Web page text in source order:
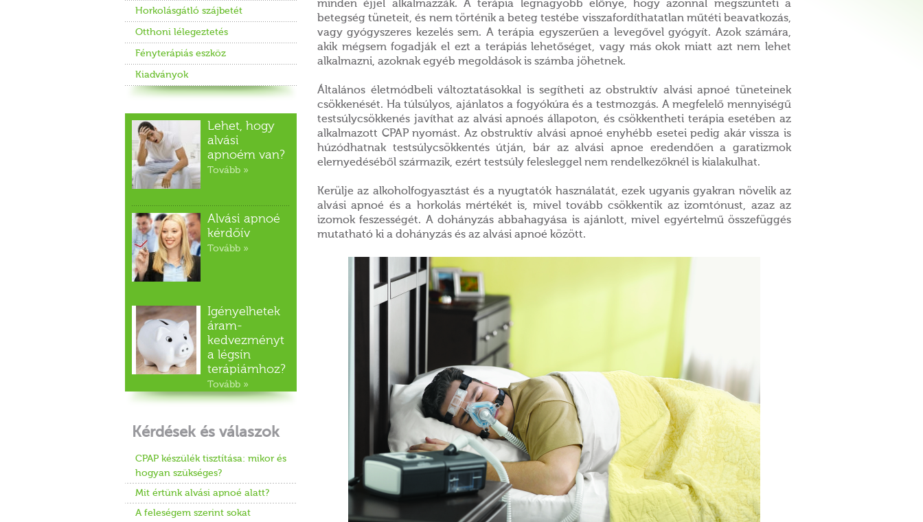
Horkolásgátló szájbetét
Otthoni lélegeztetés
Fényterápiás eszköz
Kiadványok
Lehet, hogy
alvási
apnoém van?
Tovább »
Alvási apnoé
kérdőív
Tovább »
Igényelhetek
áram-
kedvezményt
a légsín
terápiámhoz?
Tovább »
Kérdések és válaszok
CPAP készülék tisztítása: mikor és
hogyan szükséges?
Mit értünk alvási apnoé alatt?
A feleségem szerint sokat
minden éjjel alkalmazzák. A terápia legnagyobb előnye, hogy azonnal megszünteti a
betegség tüneteit, és nem történik a beteg testébe visszafordíthatatlan műtéti beavatkozás,
vagy gyógyszeres kezelés sem. A terápia egyszerűen a levegővel gyógyít. Azok számára,
akik mégsem fogadják el ezt a terápiás lehetőséget, vagy más okok miatt azt nem lehet
alkalmazni, azoknak egyéb megoldások is számba jöhetnek.
Általános életmódbeli változtatásokkal is segítheti az obstruktív alvási apnoé tüneteinek
csökkenését. Ha túlsúlyos, ajánlatos a fogyókúra és a testmozgás. A megfelelő mennyiségű
testsúlycsökkenés javíthat az alvási apnoés állapoton, és csökkentheti terápia esetében az
alkalmazott CPAP nyomást. Az obstruktív alvási apnoé enyhébb esetei pedig akár vissza is
húzódhatnak testsúlycsökkentés útján, bár az alvási apnoe eredendően a garatizmok
elernyedéséből származik, ezért testsúly felesleggel nem rendelkezőknél is kialakulhat.
Kerülje az alkoholfogyasztást és a nyugtatók használatát, ezek ugyanis gyakran növelik az
alvási apnoé és a horkolás mértékét is, mivel tovább csökkentik az izomtónust, azaz az
izomok feszességét. A dohányzás abbahagyása is ajánlott, mivel egyértelmű összefüggés
mutatható ki a dohányzás és az alvási apnoé között.